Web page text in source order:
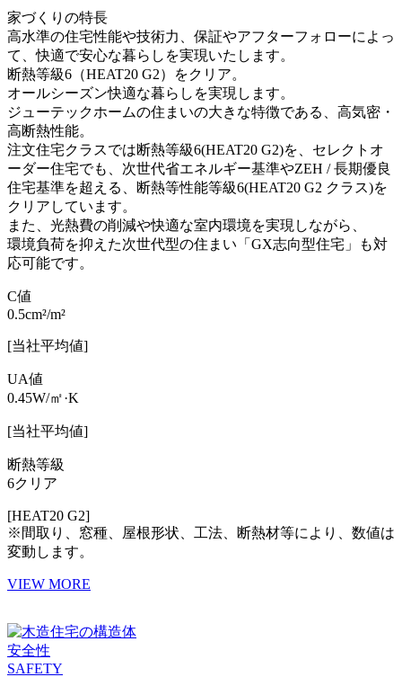
家づくりの特長
高水準の住宅性能や技術力、保証やアフターフォローによっ
て、快適で安心な暮らしを実現いたします。
断熱等級6（HEAT20 G2）をクリア。
オールシーズン快適な暮らしを実現します。
ジューテックホームの住まいの大きな特徴である、高気密・
高断熱性能。
注文住宅クラスでは断熱等級6(HEAT20 G2)を、セレクトオ
ーダー住宅でも、次世代省エネルギー基準やZEH / 長期優良
住宅基準を超える、断熱等性能等級6(HEAT20 G2 クラス)を
クリアしています。
また、光熱費の削減や快適な室内環境を実現しながら、
環境負荷を抑えた次世代型の住まい「GX志向型住宅」も対
応可能です。
C値
0.5cm²/m²
[当社平均値]
UA値
0.45W/㎡·K
[当社平均値]
断熱等級
6クリア
[HEAT20 G2]
※間取り、窓種、屋根形状、工法、断熱材等により、数値は
変動します。
VIEW MORE
安全性
SAFETY